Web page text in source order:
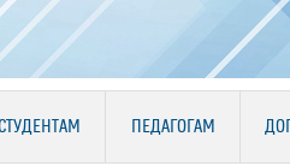
ПЕДАГОГАМ